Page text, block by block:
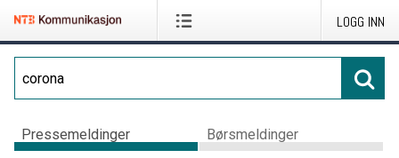
LOGG INN
Pressemeldinger Børsmeldinger